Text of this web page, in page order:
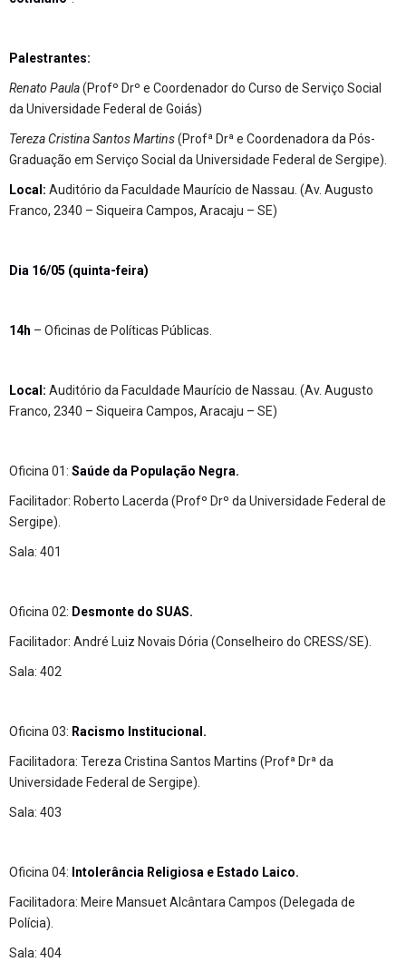
Palestrantes:
Renato Paula(Profº Drº e Coordenador do Curso de Serviço Social
da Universidade Federal de Goiás)
Tereza Cristina Santos Martins(Profª Drª e Coordenadora da Pós-
Graduação em Serviço Social da Universidade Federal de Sergipe).
Local: Auditório da Faculdade Maurício de Nassau. (Av. Augusto
Franco, 2340 – Siqueira Campos, Aracaju – SE)
Dia 16/05 (quinta-feira)
14h – Oficinas de Políticas Públicas.
Local: Auditório da Faculdade Maurício de Nassau. (Av. Augusto
Franco, 2340 – Siqueira Campos, Aracaju – SE)
Oficina 01: Saúde da População Negra.
Facilitador: Roberto Lacerda (Profº Drº da Universidade Federal de
Sergipe).
Sala: 401
Oficina 02: Desmonte do SUAS.
Facilitador: André Luiz Novais Dória (Conselheiro do CRESS/SE).
Sala: 402
Oficina 03: Racismo Institucional.
Facilitadora: Tereza Cristina Santos Martins (Profª Drª da
Universidade Federal de Sergipe).
Sala: 403
Oficina 04: Intolerância Religiosa e Estado Laico.
Facilitadora: Meire Mansuet Alcântara Campos (Delegada de
Polícia).
Sala: 404